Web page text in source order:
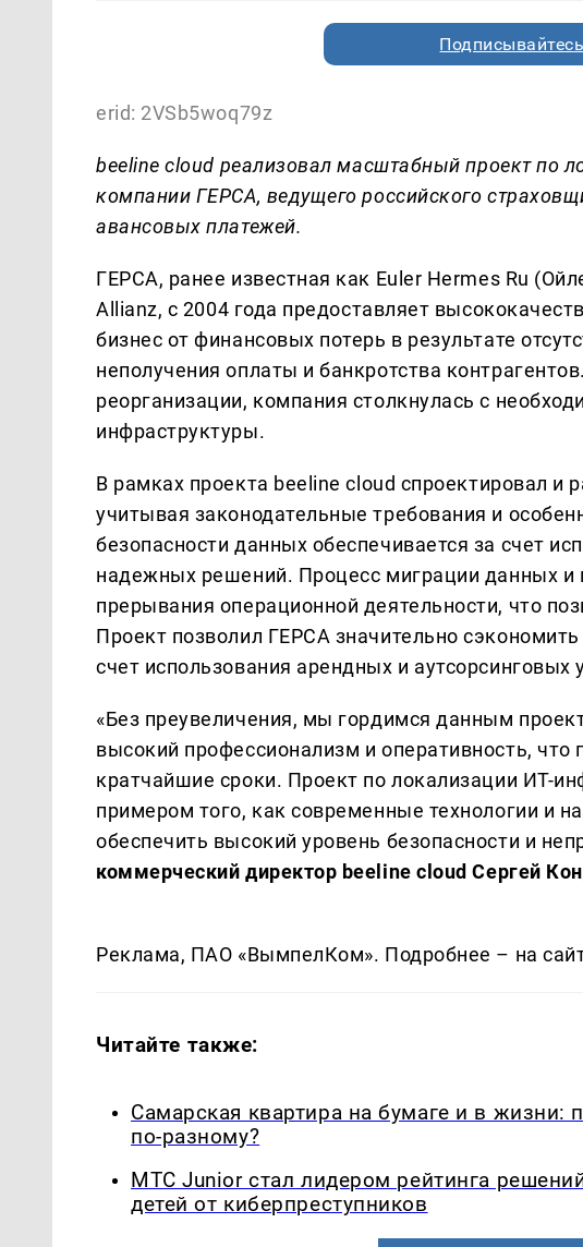
erid: 2VSb5woq79z
beeline cloud реализовал масштабный проект по
компании ГЕРСА, ведущего российского
авансовых платежей.
ГЕРСА, ранее известная как Euler Hermes Ru
Allianz, c 2004 года предоставляет
бизнес от финансовых потерь в результате
неполучения оплаты и банкротства
реорганизации, компания столкнулась с
инфраструктуры.
В рамках проекта beeline cloud спроектировал и
учитывая законодательные требования и
безопасности данных обеспечивается за счет
надежных решений. Процесс миграции данных и
прерывания операционной деятельности, что
Проект позволил ГЕРСА значительно
счет использования арендных и аутсорсинговых
«Без преувеличения, мы гордимся данным
высокий профессионализм и оперативность, что
кратчайшие сроки. Проект по локализации ИТ-
примером того, как современные технологии и
обеспечить высокий уровень безопасности и
коммерческий директор beeline cloud Сергей
Реклама, ПАО «ВымпелКом». Подробнее – на
Читайте также:
Самарская квартира на бумаге и в
по-разному?
МТС Junior стал лидером рейтинга
детей от киберпреступников